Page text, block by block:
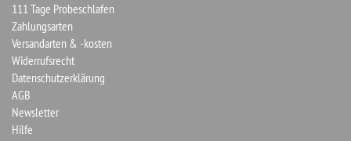
111 Tage Probeschlafen
Zahlungsarten
Versandarten & -kosten
Widerrufsrecht
Datenschutzerklärung
AGB
Newsletter
Hilfe